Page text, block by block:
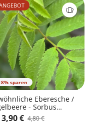
sparen
Eberesche /
- Sorbus
€ 4,80 €